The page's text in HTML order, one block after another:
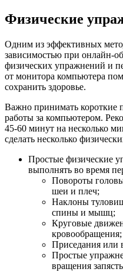
Физические
Одним из эффективных
зависимостью при онлайн-
физических упражнений и
от монитора компьютера
сохранить здоровье.
Важно принимать короткие
работы за компьютером.
45-60 минут на несколько
сделать несколько
Простые физические
выполнять во время
Повороты
шеи и плеч;
Наклоны
спины и мышц;
Круговые
кровообращения;
Приседания или
Простые
вращения